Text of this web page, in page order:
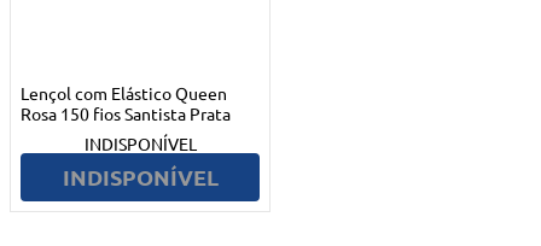
Lençol com Elástico Queen
Rosa 150 fios Santista Prata
INDISPONÍVEL
INDISPONÍVEL